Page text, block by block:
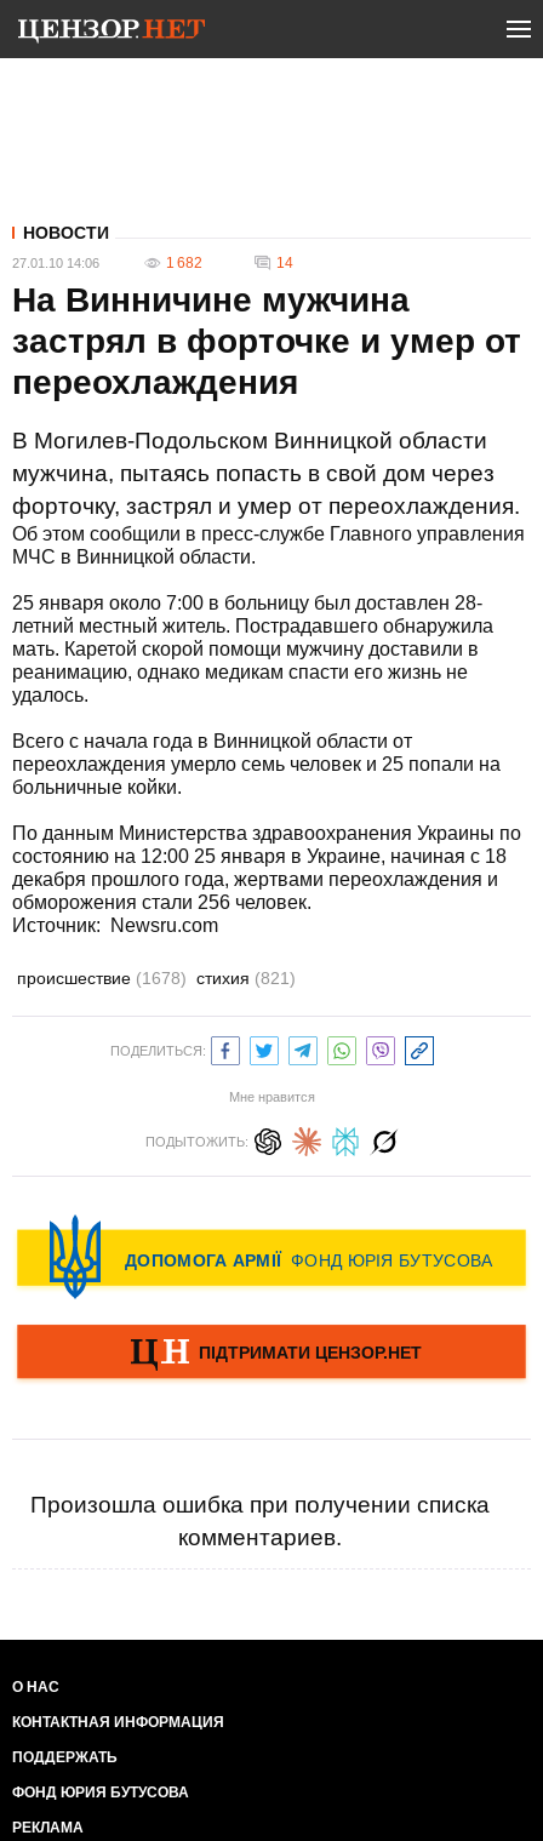
НОВОСТИ
27.01.10 14:06 1 682 14
На Винничине мужчина
застрял в форточке и умер от
переохлаждения
В Могилев-Подольском Винницкой области
мужчина, пытаясь попасть в свой дом через
форточку, застрял и умер от переохлаждения.
Об этом сообщили в пресс-службе Главного управления
МЧС в Винницкой области.
25 января около 7:00 в больницу был доставлен 28-
летний местный житель. Пострадавшего обнаружила
мать. Каретой скорой помощи мужчину доставили в
реанимацию, однако медикам спасти его жизнь не
удалось.
Всего с начала года в Винницкой области от
переохлаждения умерло семь человек и 25 попали на
больничные койки.
По данным Министерства здравоохранения Украины по
состоянию на 12:00 25 января в Украине, начиная с 18
декабря прошлого года, жертвами переохлаждения и
обморожения стали 256 человек.
Источник:
Newsru.com
происшествие (1678) стихия (821)
ПОДЕЛИТЬСЯ:
Мне нравится
ПОДЫТОЖИТЬ:
Произошла ошибка при получении списка
комментариев.
О НАС
КОНТАКТНАЯ ИНФОРМАЦИЯ
ПОДДЕРЖАТЬ
ФОНД ЮРИЯ БУТУСОВА
РЕКЛАМА